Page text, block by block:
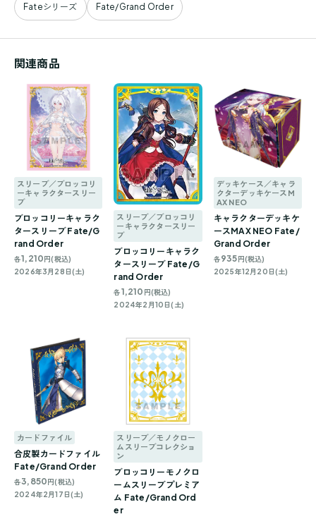
Fateシリーズ Fate/Grand Order
関連商品
スリーブ／ブロッコリ
ーキャラクタースリー
ブ
ブロッコリーキャラク
タースリーブ Fate/G
rand Order
各1,210円(税込)
2026年3月28日(土)
スリーブ／ブロッコリ
ーキャラクタースリー
ブ
ブロッコリーキャラク
タースリーブ Fate/G
rand Order
各1,210 円(税込)
2024年2月10日(土)
デッキケース／キャラ
クターデッキケースM
AX NEO
キャラクターデッキケ
ースMAX NEO Fate/
Grand Order
各935円(税込)
2025年12月20日(土)
カードファイル
合皮製カードファイル
Fate/Grand Order
各3,850円(税込)
2024年2月17日(土)
スリーブ／モノクロー
ムスリーブコレクショ
ン
ブロッコリーモノクロ
ームスリーブプレミア
ム Fate/Grand Ord
er